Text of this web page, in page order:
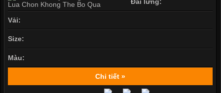
Vải:
Size:
Màu:
Chi tiết »